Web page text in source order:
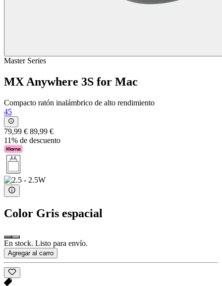
Master Series
MX Anywhere 3S for Mac
Compacto ratón inalámbrico de alto rendimiento
45
79,99 € 89,99 €
11% de descuento
Color Gris espacial
En stock. Listo para envío.
Agregar al carro